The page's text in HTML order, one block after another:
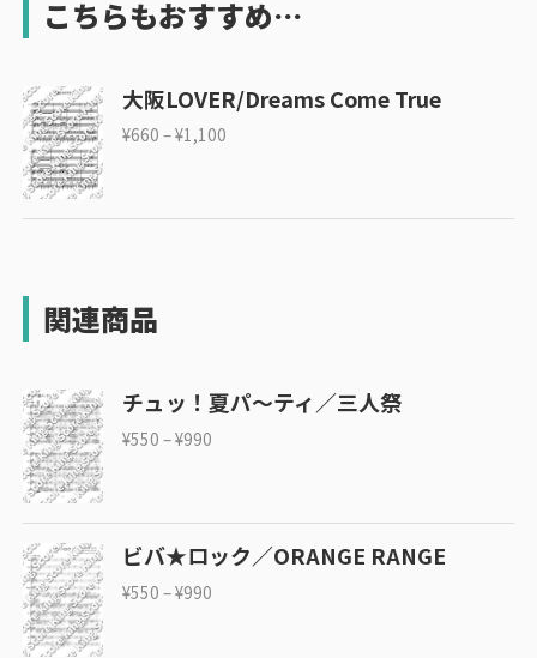
こちらもおすすめ…
大阪LOVER/Dreams Come True
¥660 –¥1,100
関連商品
チュッ！夏パ～ティ／三人祭
¥550 –¥990
ビバ★ロック／ORANGE RANGE
¥550 –¥990